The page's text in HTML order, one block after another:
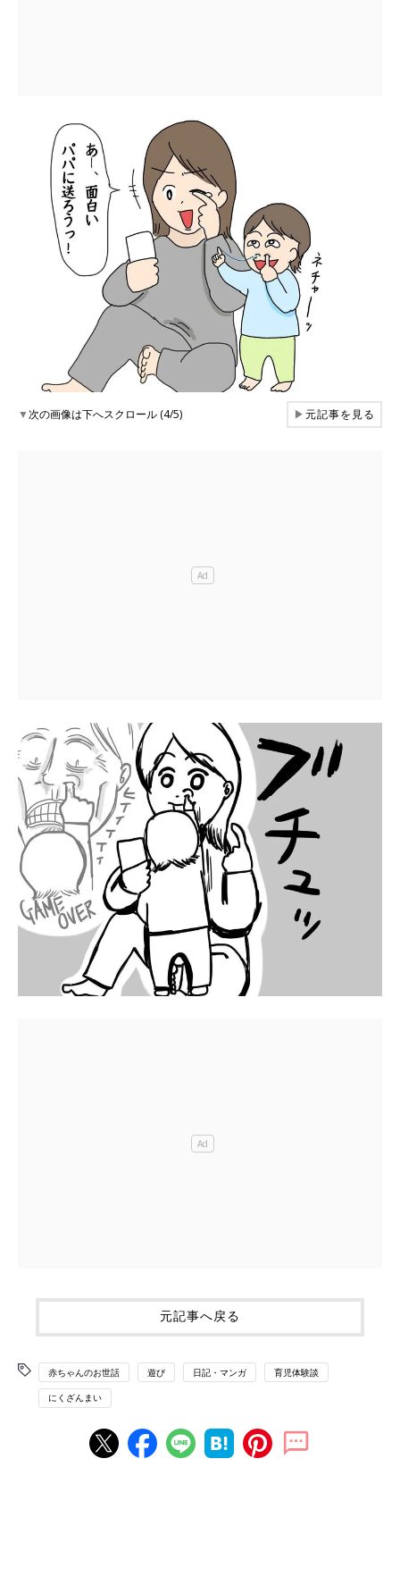
▼次の画像は下へスクロール (4/5) ▶元記事を見る
元記事へ戻る
赤ちゃんのお世話 遊び 日記・マンガ 育児体験談
にくざんまい